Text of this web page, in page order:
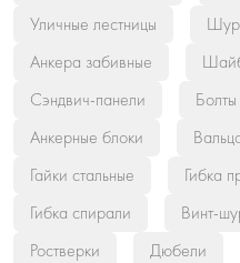
Уличные лестницы
Анкера забивные
Сэндвич-панели
Анкерные блоки
Гайки стальные
Гибка
Гибка спирали
Винт-
Ростверки
Дюбели